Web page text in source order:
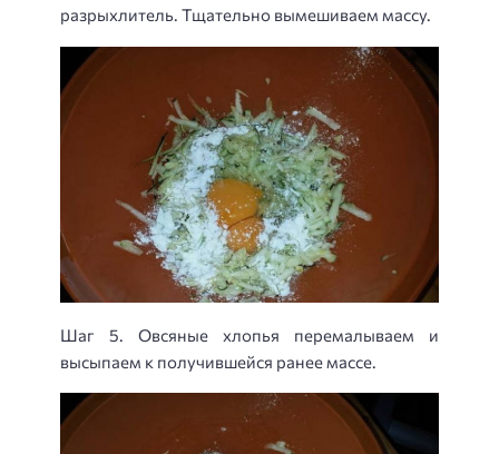
разрыхлитель. Тщательно вымешиваем массу.
Шаг 5. Овсяные хлопья перемалываем и
высыпаем к получившейся ранее массе.